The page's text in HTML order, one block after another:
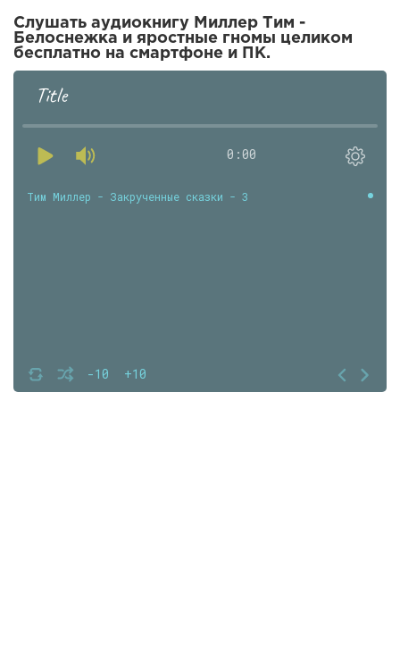
Слушать аудиокнигу Миллер Тим -
Белоснежка и яростные гномы целиком
бесплатно на смартфоне и ПК.
Title
0:00
-10 +10
Тим Миллер - Закрученные сказки - 3